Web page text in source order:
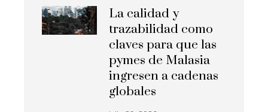
La calidad y
trazabilidad como
claves para que las
pymes de Malasia
ingresen a cadenas
globales